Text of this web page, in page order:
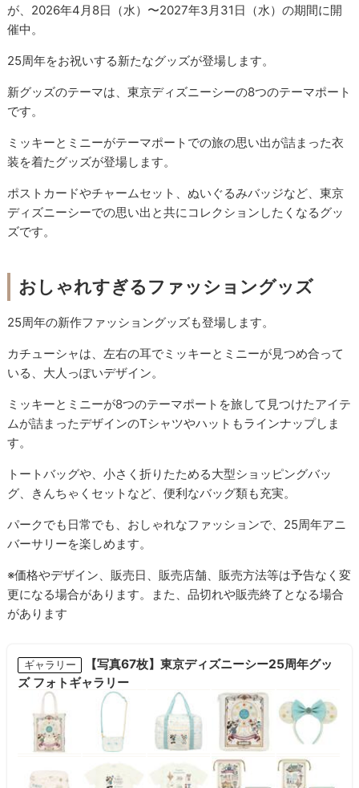
が、2026年4月8日（水）〜2027年3月31日（水）の期間に開
催中。
25周年をお祝いする新たなグッズが登場します。
新グッズのテーマは、東京ディズニーシーの8つのテーマポート
です。
ミッキーとミニーがテーマポートでの旅の思い出が詰まった衣
装を着たグッズが登場します。
ポストカードやチャームセット、ぬいぐるみバッジなど、東京
ディズニーシーでの思い出と共にコレクションしたくなるグッ
ズです。
おしゃれすぎるファッショングッズ
25周年の新作ファッショングッズも登場します。
カチューシャは、左右の耳でミッキーとミニーが見つめ合って
いる、大人っぽいデザイン。
ミッキーとミニーが8つのテーマポートを旅して見つけたアイテ
ムが詰まったデザインのTシャツやハットもラインナップしま
す。
トートバッグや、小さく折りたためる大型ショッピングバッ
グ、きんちゃくセットなど、便利なバッグ類も充実。
パークでも日常でも、おしゃれなファッションで、25周年アニ
バーサリーを楽しめます。
※価格やデザイン、販売日、販売店舗、販売方法等は予告なく変
更になる場合があります。また、品切れや販売終了となる場合
があります
ギャラリー
【写真67枚】東京ディズニーシー25周年グッ
ズ フォトギャラリー